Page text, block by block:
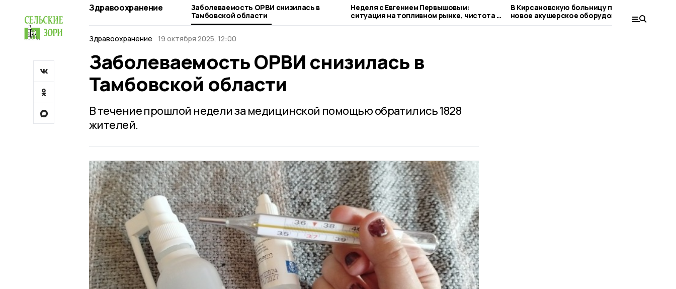
Здравоохранение
Заболеваемость ОРВИ снизилась в
Тамбовской области
Неделя с Евгением Первышовым:
ситуация на топливном рынке, чистота в
городе и приоритеты образования
В Кирсановскую больницу поступило
новое акушерское оборудование
Здравоохранение
19 октября 2025, 12:00
Заболеваемость ОРВИ снизилась в
Тамбовской области
В течение прошлой недели за медицинской помощью обратились 1828
жителей.